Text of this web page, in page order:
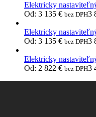
Elektricky
Od: 3 135 € bez DPH3
Elektricky
Od: 3 135 € bez DPH3
Elektricky
Od: 2 822 € bez DPH3